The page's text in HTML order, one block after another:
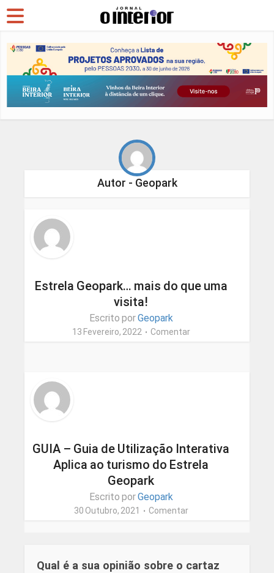
Autor - Geopark
Estrela Geopark… mais do que uma
visita!
Escrito porGeopark
13 Fevereiro, 2022 Comentar
GUIA – Guia de Utilização Interativa
Aplica ao turismo do Estrela
Geopark
Escrito porGeopark
30 Outubro, 2021 Comentar
Qual é a sua opinião sobre o cartaz